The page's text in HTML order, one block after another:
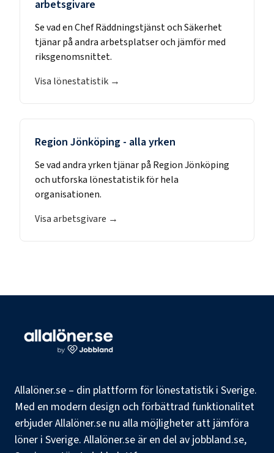
arbetsgivare
Se vad enChef Räddningstjänst och Säkerhet
tjänar på andra arbetsplatser och jämför med
riksgenomsnittet.
Visa lönestatistik →
Region Jönköping - alla yrken
Se vad andra yrken tjänar på Region Jönköping
och utforska lönestatistik för hela
organisationen.
Visa arbetsgivare →
Allalöner.se – din plattform för lönestatistik i Sverige.
Med en modern design och förbättrad funktionalitet
erbjuder Allalöner.se nu alla möjligheter att jämföra
löner i Sverige. Allalöner.se är en del av jobbland.se,